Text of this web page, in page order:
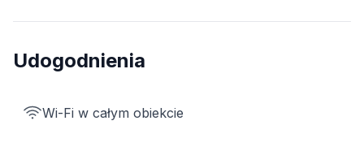
Udogodnienia
Wi-Fi w całym obiekcie